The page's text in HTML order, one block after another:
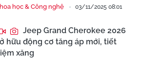
học & Công nghệ 03/11/2025 08:01
Jeep Grand Cherokee 2026
hữu động cơ tăng áp mới, tiết
xăng